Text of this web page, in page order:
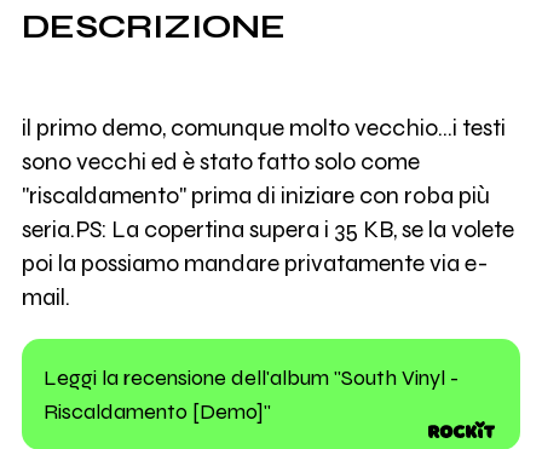
DESCRIZIONE
il primo demo, comunque molto vecchio...i testi
sono vecchi ed è stato fatto solo come
"riscaldamento" prima di iniziare con roba più
seria.PS: La copertina supera i 35 KB, se la volete
poi la possiamo mandare privatamente via e-
mail.
Leggi la recensione dell'album "South Vinyl -
Riscaldamento [Demo]"